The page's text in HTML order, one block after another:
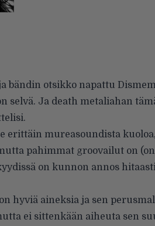
bändin otsikko napattu
selvä. Ja death metaliahan
erittäin mureasoundista
pahimmat groovailut on
on kunnon annos
hyviä aineksia ja sen
ei sittenkään aiheuta sen